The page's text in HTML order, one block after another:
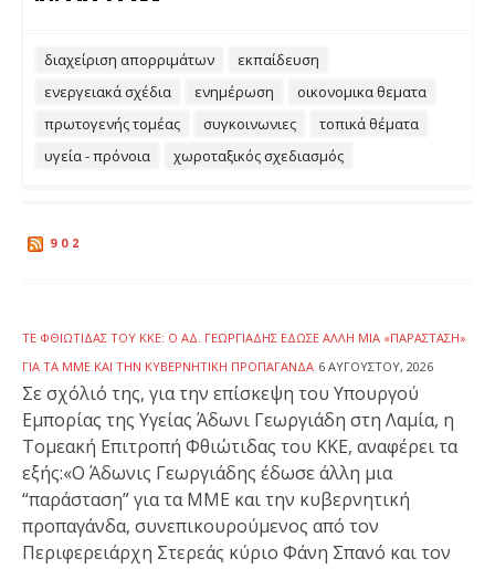
διαχείριση απορριμάτων
εκπαίδευση
ενεργειακά σχέδια
ενημέρωση
οικονομικα θεματα
πρωτογενής τομέας
συγκοινωνιες
τοπικά θέματα
υγεία - πρόνοια
χωροταξικός σχεδιασμός
902
ΤΕ ΦΘΙΏΤΙΔΑΣ ΤΟΥ ΚΚΕ: Ο ΆΔ. ΓΕΩΡΓΙΆΔΗΣ ΈΔΩΣΕ ΆΛΛΗ ΜΙΑ «ΠΑΡΆΣΤΑΣΗ»
ΓΙΑ ΤΑ ΜΜΕ ΚΑΙ ΤΗΝ ΚΥΒΕΡΝΗΤΙΚΉ ΠΡΟΠΑΓΆΝΔΑ 6 ΑΥΓΟΎΣΤΟΥ, 2026
Σε σχόλιό της, για την επίσκεψη του Υπουργού
Εμπορίας της Υγείας Άδωνι Γεωργιάδη στη Λαμία, η
Τομεακή Επιτροπή Φθιώτιδας του ΚΚΕ, αναφέρει τα
εξής:«Ο Άδωνις Γεωργιάδης έδωσε άλλη μια
“παράσταση” για τα ΜΜΕ και την κυβερνητική
προπαγάνδα, συνεπικουρούμενος από τον
Περιφερειάρχη Στερεάς κύριο Φάνη Σπανό και τον